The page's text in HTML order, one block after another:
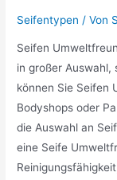
Seifentypen / Von
Seifen
in großer
können Sie Seifen
Bodyshops oder
die Auswahl an
eine Seife